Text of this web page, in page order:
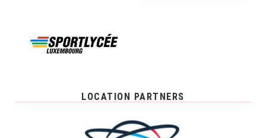
LOCATION PARTNERS